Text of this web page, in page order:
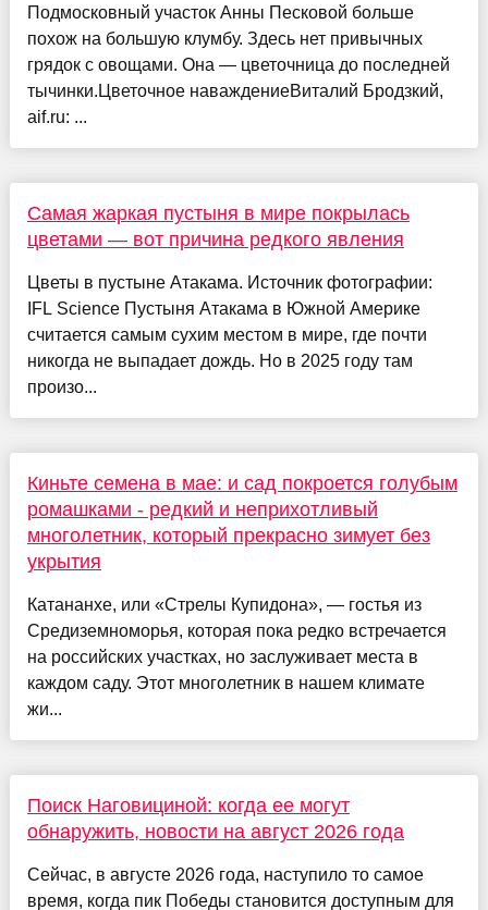
Подмосковный участок Анны Песковой больше
похож на большую клумбу. Здесь нет привычных
грядок с овощами. Она — цветочница до последней
тычинки.Цветочное наваждениеВиталий Бродзкий,
aif.ru: ...
Самая жаркая пустыня в мире покрылась
цветами — вот причина редкого явления
Цветы в пустыне Атакама. Источник фотографии:
IFL Science Пустыня Атакама в Южной Америке
считается самым сухим местом в мире, где почти
никогда не выпадает дождь. Но в 2025 году там
произо...
Киньте семена в мае: и сад покроется голубым
ромашками - редкий и неприхотливый
многолетник, который прекрасно зимует без
укрытия
Катананхе, или «Стрелы Купидона», — гостья из
Средиземноморья, которая пока редко встречается
на российских участках, но заслуживает места в
каждом саду. Этот многолетник в нашем климате
жи...
Поиск Наговициной: когда ее могут
обнаружить, новости на август 2026 года
Сейчас, в августе 2026 года, наступило то самое
время, когда пик Победы становится доступным для